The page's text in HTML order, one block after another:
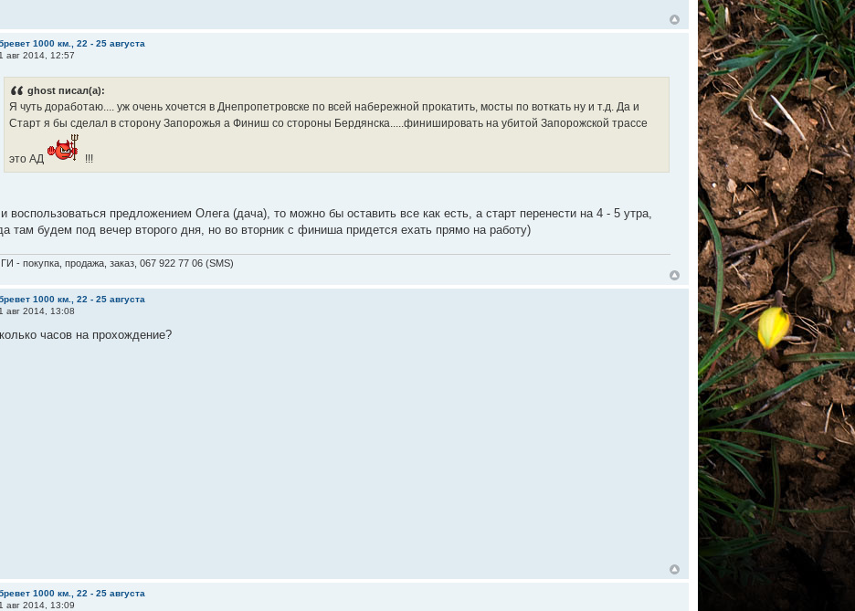
1000 км., 22 - 25 августа
авг 2014, 12:57
ghost писал(а):
Я чуть доработаю.... уж очень хочется в Днепропетровске по всей набережной прокатить, мосты по воткать ну и т.д. Да и
Старт я бы сделал в сторону Запорожья а Финиш со стороны Бердянска.....финишировать на убитой Запорожской трассе
это АД !!!
воспользоваться предложением Олега (дача), то можно бы оставить все как есть, а старт перенести на 4 - 5 утра,
там будем под вечер второго дня, но во вторник с финиша придется ехать прямо на работу)
- покупка, продажа, заказ, 067 922 77 06 (SMS)
1000 км., 22 - 25 августа
авг 2014, 13:08
часов на прохождение?
1000 км., 22 - 25 августа
авг 2014, 13:09